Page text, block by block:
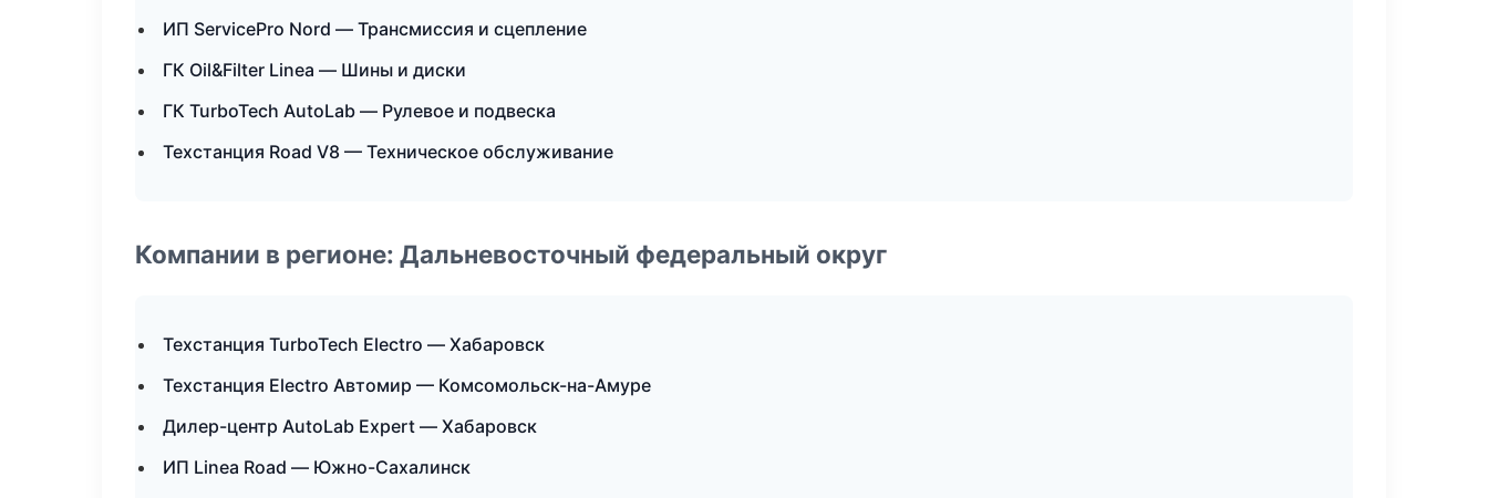
ИП ServicePro Nord — Трансмиссия и сцепление
ГК Oil&Filter Linea — Шины и диски
ГК TurboTech AutoLab — Рулевое и подвеска
Техстанция Road V8 — Техническое обслуживание
Компании в регионе: Дальневосточный федеральный округ
Техстанция TurboTech Electro — Хабаровск
Техстанция Electro Автомир — Комсомольск-на-Амуре
Дилер-центр AutoLab Expert — Хабаровск
ИП Linea Road — Южно-Сахалинск